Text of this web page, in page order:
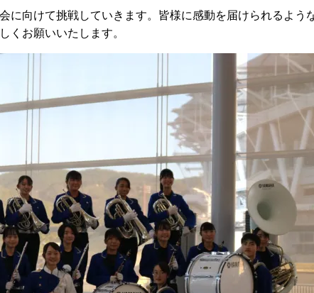
に向けて挑戦していきます。皆様に感動を届けられるよう
くお願いいたします。